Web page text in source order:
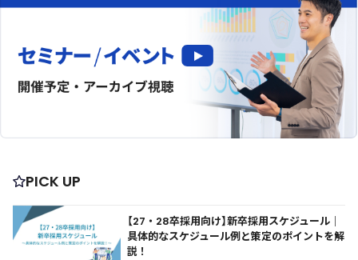
PICK UP
【27・28卒採用向け】新卒採用スケジュール｜
具体的なスケジュール例と策定のポイントを解
説！